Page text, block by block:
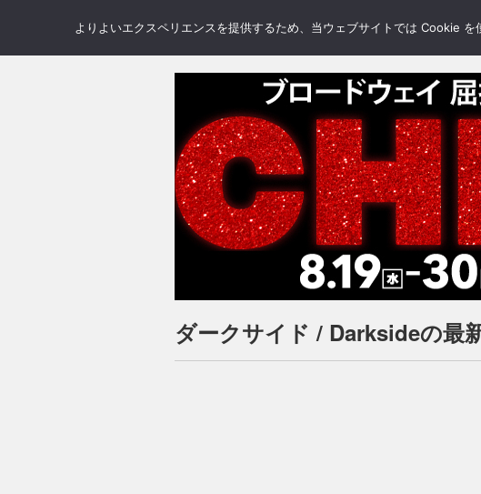
NEWS REVIEWS GALLERY
ダークサイド / Darksideの最
よりよいエクスペリエンスを提供するため、当ウェブサイトでは Cookie